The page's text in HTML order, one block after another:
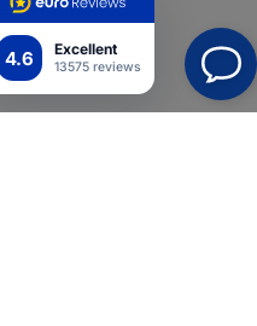
4.6 Excellent
13575 reviews